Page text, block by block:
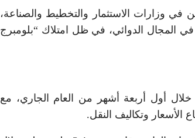
وزارات الاستثمار والتخطيط والصناعة،
المجال الدوائي، في ظل امتلاك “بلومبرج
أول أربعة أشهر من العام الجاري، مع
الأسعار وتكاليف النقل.